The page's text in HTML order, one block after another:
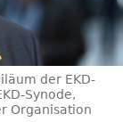
der EKD-
Synode,
Organisation